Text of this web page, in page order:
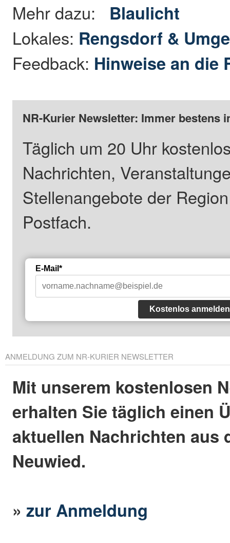
Mehr dazu: Blaulicht
Lokales: Rengsdorf &
Feedback: Hinweise an die
NR-Kurier Newsletter: Immer bestens
Täglich um 20 Uhr
Nachrichten,
Stellenangebote der
Postfach.
E-Mail*
Kostenlos anmelden
ANMELDUNG ZUM NR-KURIER NEWSLETTER
Mit unserem kostenlosen
erhalten Sie täglich einen
aktuellen Nachrichten aus
Neuwied.
»zur Anmeldung